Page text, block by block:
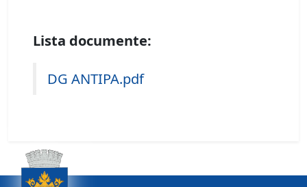
Lista documente:
DG ANTIPA.pdf